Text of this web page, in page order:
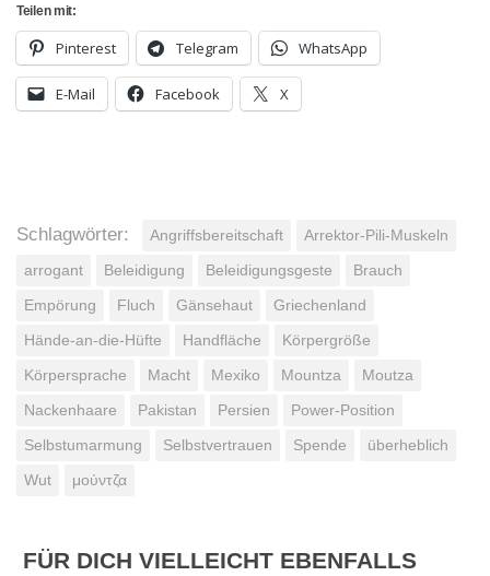
Teilen mit:
Pinterest Telegram WhatsApp
E-Mail Facebook X
Schlagwörter: Angriffsbereitschaft
Arrektor-Pili-Muskeln
arrogant
Beleidigung Beleidigungsgeste
Brauch
Empörung
Fluch Gänsehaut
Griechenland
Hände-an-die-Hüfte
Handfläche
Körpergröße
Körpersprache
Macht Mexiko Mountza
Moutza
Nackenhaare
Pakistan Persien
Power-Position
Selbstumarmung
Selbstvertrauen Spende
überheblich
Wut
μούντζα
FÜR DICH VIELLEICHT EBENFALLS